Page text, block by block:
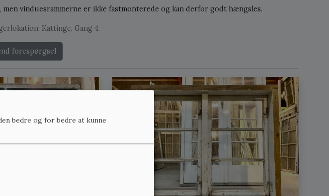
vinduesrammerne er ikke fastmonterede og kan derfor godt hængsles.
Kattinge, Gang 4.
forespørgsel
bedre og for bedre at kunne